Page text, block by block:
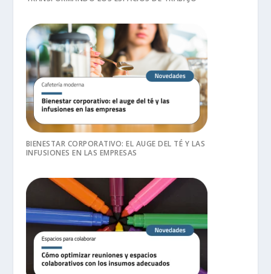
BIENESTAR CORPORATIVO: EL AUGE DEL TÉ Y LAS
INFUSIONES EN LAS EMPRESAS